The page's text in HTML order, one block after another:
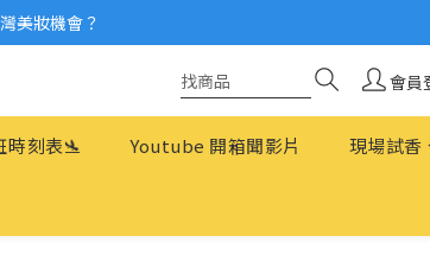
必懂5觀念
美妝機會？
會員
時刻表🛬 Youtube 開箱聞影片 現場試香